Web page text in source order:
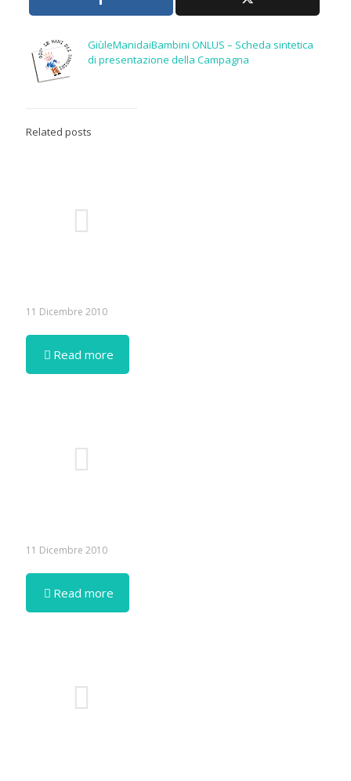
GiùleManidaiBambini ONLUS – Scheda sintetica
di presentazione della Campagna
Related posts
11 Dicembre 2010
Read more
11 Dicembre 2010
Read more